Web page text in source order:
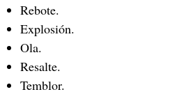
Rebote.
Explosión.
Ola.
Resalte.
Temblor.